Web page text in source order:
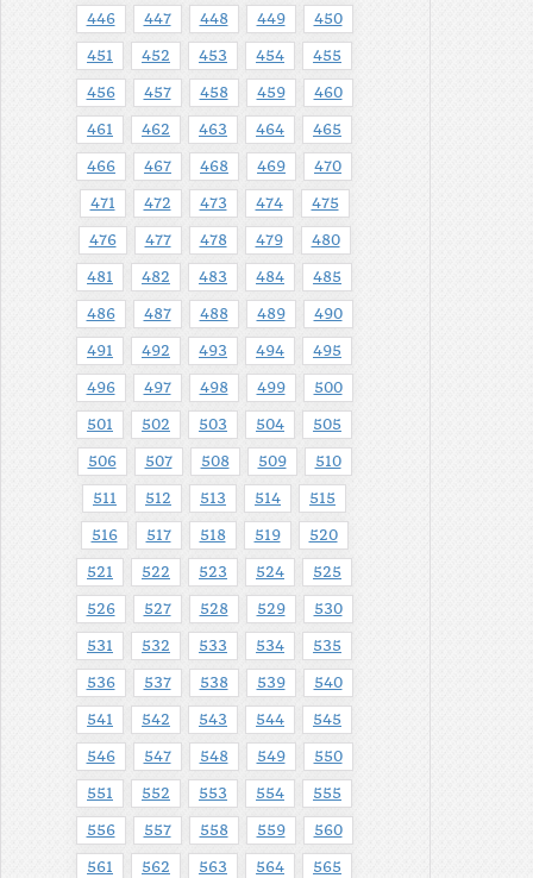
446 447 448 449 450
451 452 453 454 455
456 457 458 459 460
461 462 463 464 465
466 467 468 469 470
471 472 473 474 475
476 477 478 479 480
481 482 483 484 485
486 487 488 489 490
491 492 493 494 495
496 497 498 499 500
501 502 503 504 505
506 507 508 509 510
511 512 513 514 515
516 517 518 519 520
521 522 523 524 525
526 527 528 529 530
531 532 533 534 535
536 537 538 539 540
541 542 543 544 545
546 547 548 549 550
551 552 553 554 555
556 557 558 559 560
561 562 563 564 565